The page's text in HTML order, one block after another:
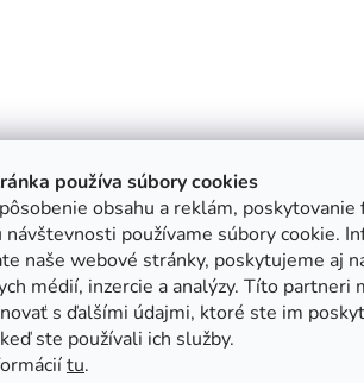
používa súbory cookies
obsahu a reklám, poskytovanie
návštevnosti používame súbory cookie.
naše webové stránky, poskytujeme aj
médií, inzercie a analýzy. Títo partneri
s ďalšími údajmi, ktoré ste im
ste používali ich služby.
tu.